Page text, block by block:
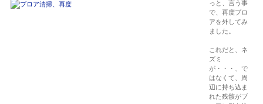
っと、言う事
で、再度ブロ
アを外してみ
ました。
これだと、ネ
ズミ
が・・・、で
はなくて、周
辺に持ち込ま
れた残骸がブ